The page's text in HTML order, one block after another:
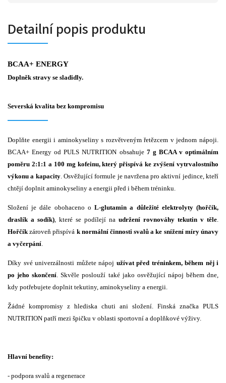
Detailní popis produktu
BCAA+ ENERGY
Doplněk stravy se sladidly.
Severská kvalita bez kompromisu
Doplňte energii i aminokyseliny s rozvětveným řetězcem v jednom nápoji.
BCAA+ Energy od PULS NUTRITION obsahuje 7 g BCAA v optimálním
poměru 2:1:1 a 100 mg kofeinu, který přispívá ke zvýšení vytrvalostního
výkonu a kapacity. Osvěžující formule je navržena pro aktivní jedince, kteří
chtějí doplnit aminokyseliny a energii před i během tréninku.
Složení je dále obohaceno oL-glutamin a důležité elektrolyty (hořčík,
draslík a sodík) , které se podílejí na udržení rovnováhy tekutin v těle
Hořčík zároveň přispívá k normální činnosti svalů a ke snížení míry únavy
a vyčerpání
Díky své univerzálnosti můžete nápoj užívat před tréninkem, během něj i
po jeho skončení . Skvěle poslouží také jako osvěžující nápoj během dne,
kdy potřebujete doplnit tekutiny, aminokyseliny a energii.
Žádné kompromisy z hlediska chuti ani složení. Finská značka PULS
NUTRITION patří mezi špičku v oblasti sportovní a doplňkové výživy.
Hlavní benefity:
- podpora svalů a regenerace